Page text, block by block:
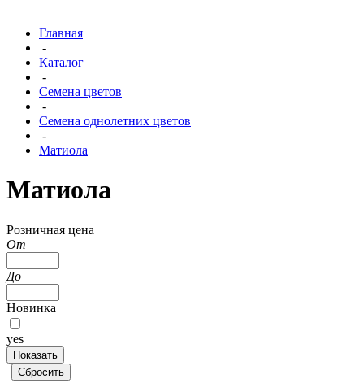
Главная
-
Каталог
-
Семена цветов
-
Семена однолетних цветов
-
Матиола
Матиола
Розничная цена
От
До
Новинка
yes